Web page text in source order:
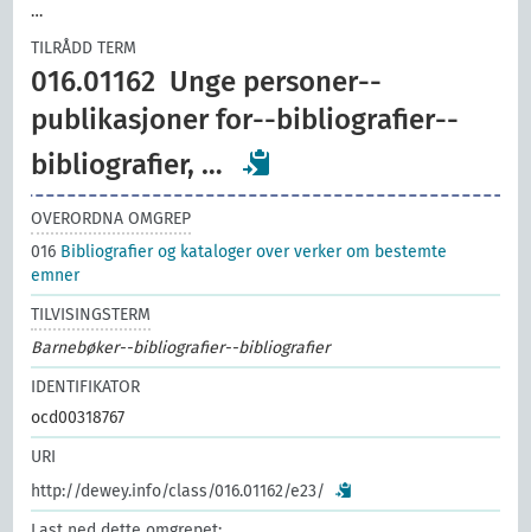
…
TILRÅDD TERM
016.01162 Unge personer--
publikasjoner for--bibliografier--
bibliografier, …
OVERORDNA OMGREP
016 Bibliografier og kataloger over verker om bestemte
emner
TILVISINGSTERM
Barnebøker--bibliografier--bibliografier
IDENTIFIKATOR
ocd00318767
URI
http://dewey.info/class/016.01162/e23/